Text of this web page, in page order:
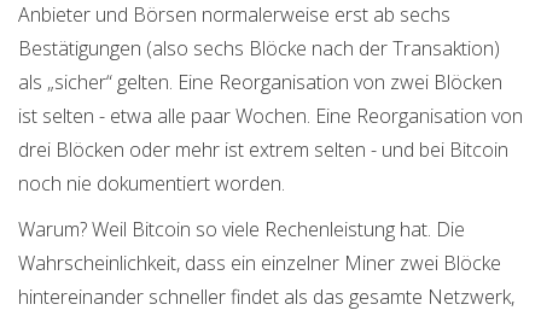
Anbieter und Börsen normalerweise erst ab sechs
Bestätigungen (also sechs Blöcke nach der Transaktion)
als „sicher“ gelten. Eine Reorganisation von zwei Blöcken
ist selten - etwa alle paar Wochen. Eine Reorganisation von
drei Blöcken oder mehr ist extrem selten - und bei Bitcoin
noch nie dokumentiert worden.
Warum? Weil Bitcoin so viele Rechenleistung hat. Die
Wahrscheinlichkeit, dass ein einzelner Miner zwei Blöcke
hintereinander schneller findet als das gesamte Netzwerk,